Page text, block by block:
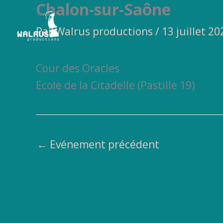
contenu
Chalon-sur-Saône
ParWalrus productions / 13 juillet
Cour des Oracles
Ecole de la Citadelle (Pastille 19)
← Evénement précédent